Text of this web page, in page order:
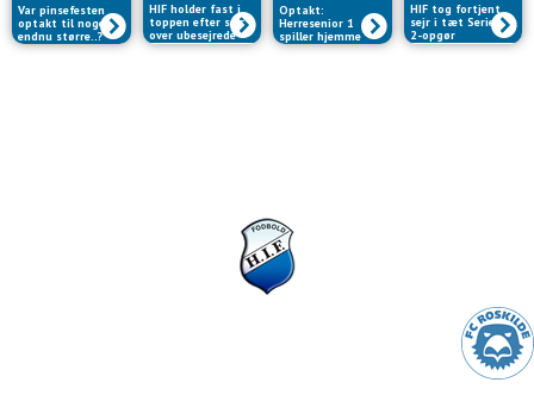
Var pinsefesten
optakt til noget
endnu større..?
HIF holder fast i
toppen efter sejr
over ubesejrede
Svogerslev
Optakt:
Herresenior 1
spiller hjemme
på Hvalsø
HIF tog fortjent
sejr i tæt Serie
2-opgør